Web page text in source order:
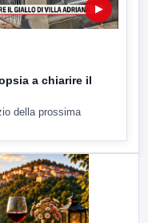
▶
a chiarire il
della prossima